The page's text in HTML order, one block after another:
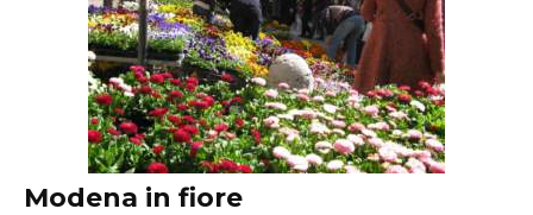
Modena in fiore